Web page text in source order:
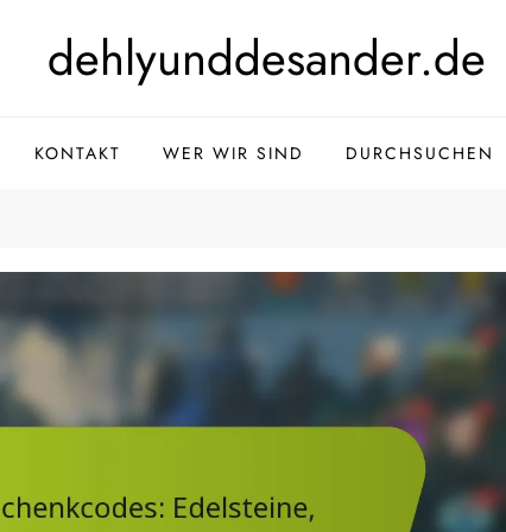
dehlyunddesander.de
KONTAKT WER WIR SIND DURCHSUCHEN